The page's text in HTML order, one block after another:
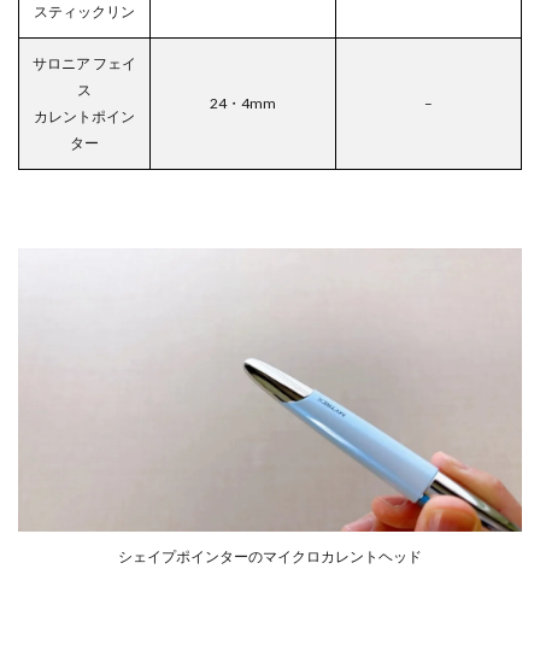
スティックリン
サロニア フェイ
ス
カレントポイン
ター
24・4mm –
シェイプポインターのマイクロカレントヘッド